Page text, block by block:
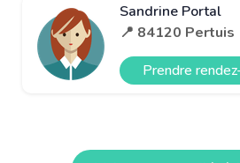
Sandrine Portal
📍 84120 Pertuis
Prendre